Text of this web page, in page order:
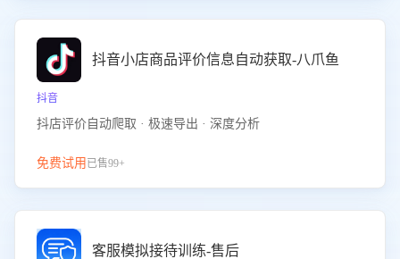
抖音小店商品评价信息自动获取-八爪鱼
抖音
抖店评价自动爬取 · 极速导出 · 深度分析
免费试用 已售99+
客服模拟接待训练-售后